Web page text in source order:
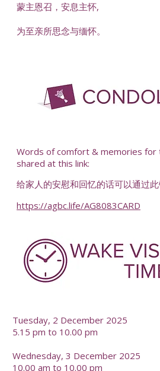
蒙主恩召，安息主怀,
为至亲所思念与缅怀。
Words of comfort & memories for
shared at this link:
给家人的安慰和回忆的话可以通过
https://agbc.life/AG8083CARD
Tuesday, 2 December 2025
5.15 pm to 10.00 pm
Wednesday, 3 December 2025
10.00 am to 10.00 pm